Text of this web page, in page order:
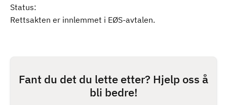
Status:
Rettsakten er innlemmet i EØS-avtalen.
Fant du det du lette etter? Hjelp oss å
bli bedre!